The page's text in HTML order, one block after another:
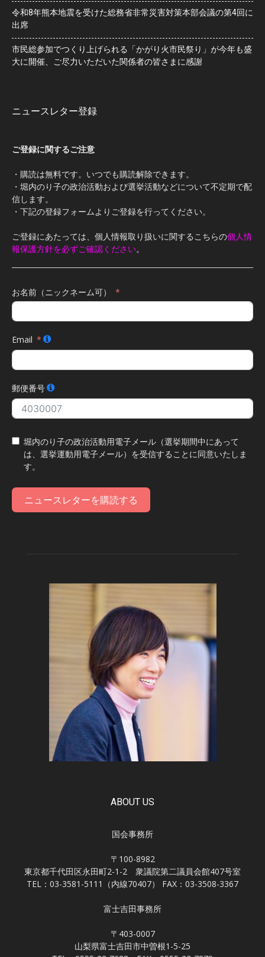
令和8年熊本地震を受けた総務省非常災害対策本部会議の第4回に
出席
市民総参加でつくり上げられる「かがり火市民祭り」が今年も盛
大に開催、ご尽力いただいた関係者の皆さまに感謝
ニュースレター登録
ご登録に関するご注意
・購読は無料です。いつでも購読解除できます。
・堀内のり子の政治活動および選挙活動などについて不定期で配
信します。
・下記の登録フォームよりご登録を行ってください。
ご登録にあたっては、個人情報取り扱いに関するこちらの個人情
報保護方針を必ずご確認ください。
お名前（ニックネーム可）
Email
郵便番号
堀内のり子の政治活動用電子メール（選挙期間中にあって
は、選挙運動用電子メール）を受信することに同意いたしま
す。
ニュースレターを購読する
ABOUT US
国会事務所
〒100-8982
東京都千代田区永田町2-1-2 衆議院第二議員会館407号室
TEL：03-3581-5111（内線70407） FAX：03-3508-3367
富士吉田事務所
〒403-0007
山梨県富士吉田市中曽根1-5-25